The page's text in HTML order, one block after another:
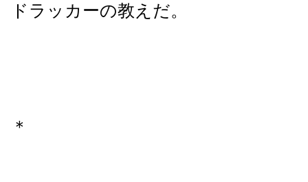
ドラッカーの教えだ。
＊